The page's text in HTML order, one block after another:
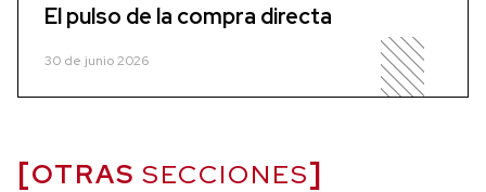
El pulso de la compra directa
30 de junio 2026
OTRAS SECCIONES